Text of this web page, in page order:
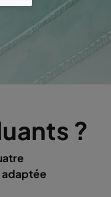
?
adaptée